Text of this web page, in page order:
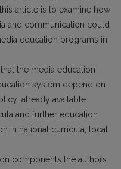
article is to examine how
and communication could
education programs in
the media education
system depend on
already available
and further education
in national curricula; local
components the authors